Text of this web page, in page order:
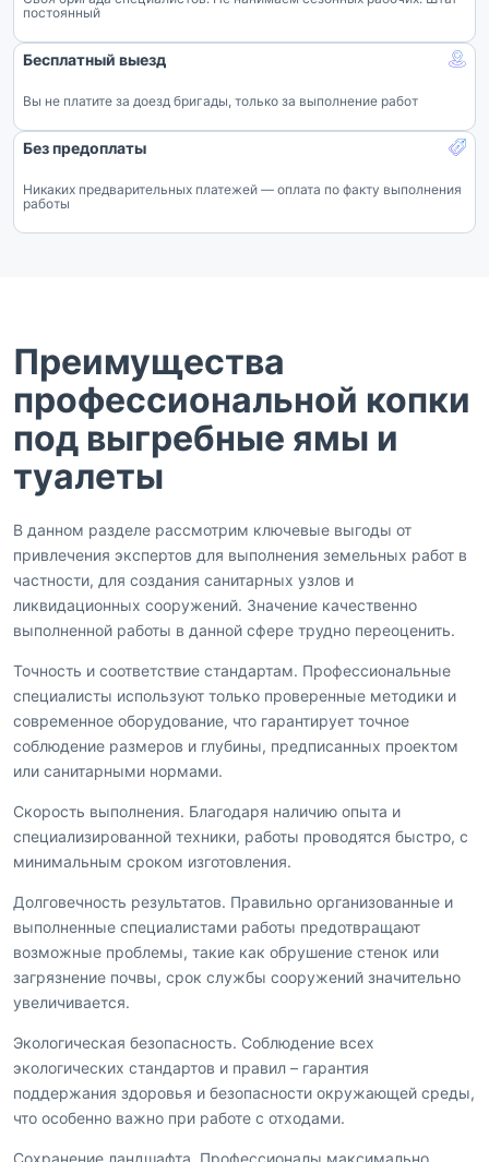
постоянный
Бесплатный выезд
Вы не платите за доезд бригады, только за выполнение работ
Без предоплаты
Никаких предварительных платежей — оплата по факту выполнения
работы
Преимущества
профессиональной копки
под выгребные ямы и
туалеты
В данном разделе рассмотрим ключевые выгоды от
привлечения экспертов для выполнения земельных работ в
частности, для создания санитарных узлов и
ликвидационных сооружений. Значение качественно
выполненной работы в данной сфере трудно переоценить.
Точность и соответствие стандартам. Профессиональные
специалисты используют только проверенные методики и
современное оборудование, что гарантирует точное
соблюдение размеров и глубины, предписанных проектом
или санитарными нормами.
Скорость выполнения. Благодаря наличию опыта и
специализированной техники, работы проводятся быстро, с
минимальным сроком изготовления.
Долговечность результатов. Правильно организованные и
выполненные специалистами работы предотвращают
возможные проблемы, такие как обрушение стенок или
загрязнение почвы, срок службы сооружений значительно
увеличивается.
Экологическая безопасность. Соблюдение всех
экологических стандартов и правил – гарантия
поддержания здоровья и безопасности окружающей среды,
что особенно важно при работе с отходами.
Сохранение ландшафта. Профессионалы максимально